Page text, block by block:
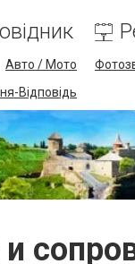
Авто / Мото
Відповідь